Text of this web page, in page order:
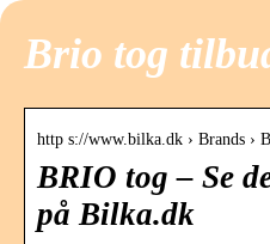
Brio tog
http s://www.bilka.dk › Brands ›
BRIO tog – Se
på Bilka.dk